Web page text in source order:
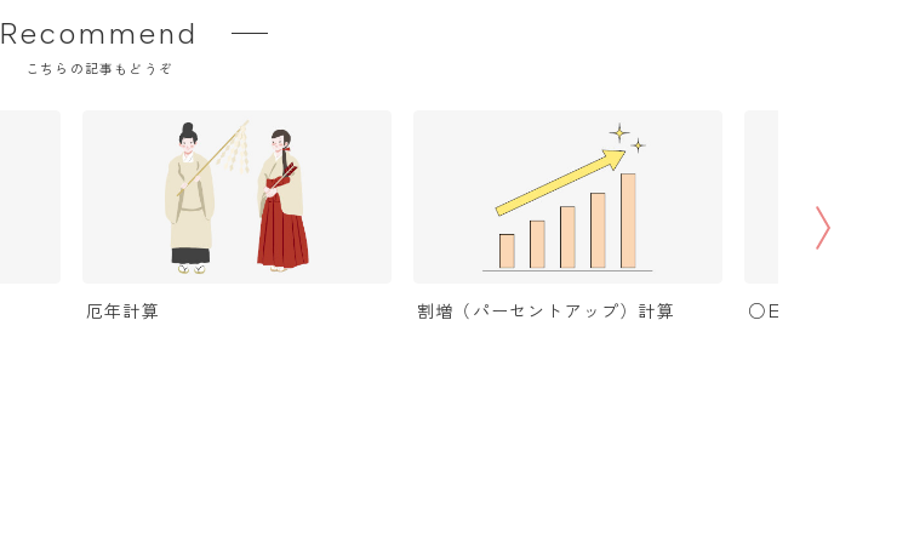
Recommend
こちらの記事もどうぞ
厄年計算 割増（パーセントアップ）計算 ○日後の日付・記